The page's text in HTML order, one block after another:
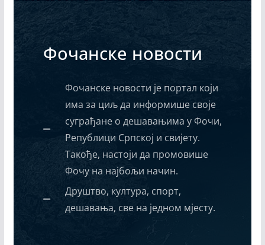
Фочанске новости
Фочанске новости је портал који
има за циљ да информише своје
суграђане о дешавањима у Фочи,
Републици Српској и свијету.
Такође, настоји да промовише
Фочу на најбољи начин.
Друштво, култура, спорт,
дешавања, све на једном мјесту.